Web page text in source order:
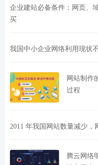
企业建站必备条件：网页、
买
我国中小企业网络利用现状
网站制作
过程
2011 年我国网站数量减少
腾云网络